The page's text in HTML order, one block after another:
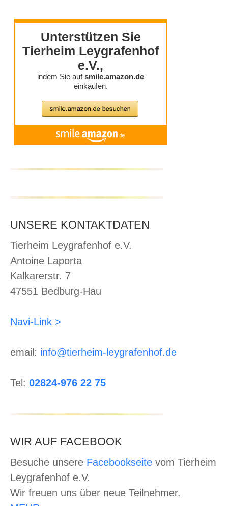
UNSERE KONTAKTDATEN
Tierheim Leygrafenhof e.V.
Antoine Laporta
Kalkarerstr. 7
47551 Bedburg-Hau
Navi-Link >
email: info@tierheim-leygrafenhof.de
Tel: 02824-976 22 75
WIR AUF FACEBOOK
Besuche unsere Facebookseite vom Tierheim
Leygrafenhof e.V.
Wir freuen uns über neue Teilnehmer.